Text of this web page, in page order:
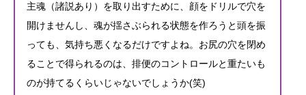
主魂（諸説あり）を取り出すために、顔をドリルで穴を
開けませんし、魂が揺さぶられる状態を作ろうと頭を振
っても、気持ち悪くなるだけですよね。お尻の穴を閉め
ることで得られるのは、排便のコントロールと重たいも
のが持てるくらいじゃないでしょうか(笑)